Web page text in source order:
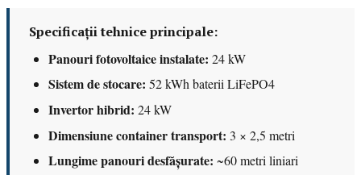
Specificații tehnice principale:
Panouri fotovoltaice instalate: 24 kW
Sistem de stocare: 52 kWh baterii LiFePO4
Invertor hibrid: 24 kW
Dimensiune container transport: 3 × 2,5 metri
Lungime panouri desfășurate: ~60 metri liniari